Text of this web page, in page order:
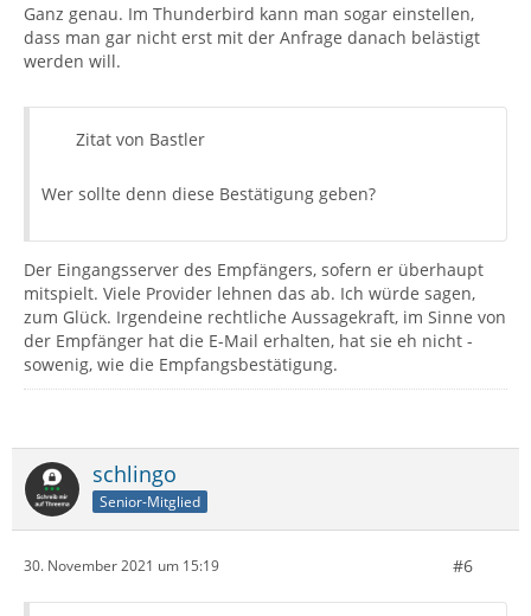
Ganz genau. Im Thunderbird kann man sogar einstellen,
dass man gar nicht erst mit der Anfrage danach belästigt
werden will.
Zitat von Bastler
Wer sollte denn diese Bestätigung geben?
Der Eingangsserver des Empfängers, sofern er überhaupt
mitspielt. Viele Provider lehnen das ab. Ich würde sagen,
zum Glück. Irgendeine rechtliche Aussagekraft, im Sinne von
der Empfänger hat die E-Mail erhalten, hat sie eh nicht -
sowenig, wie die Empfangsbestätigung.
schlingo
Senior-Mitglied
30. November 2021 um 15:19 #6